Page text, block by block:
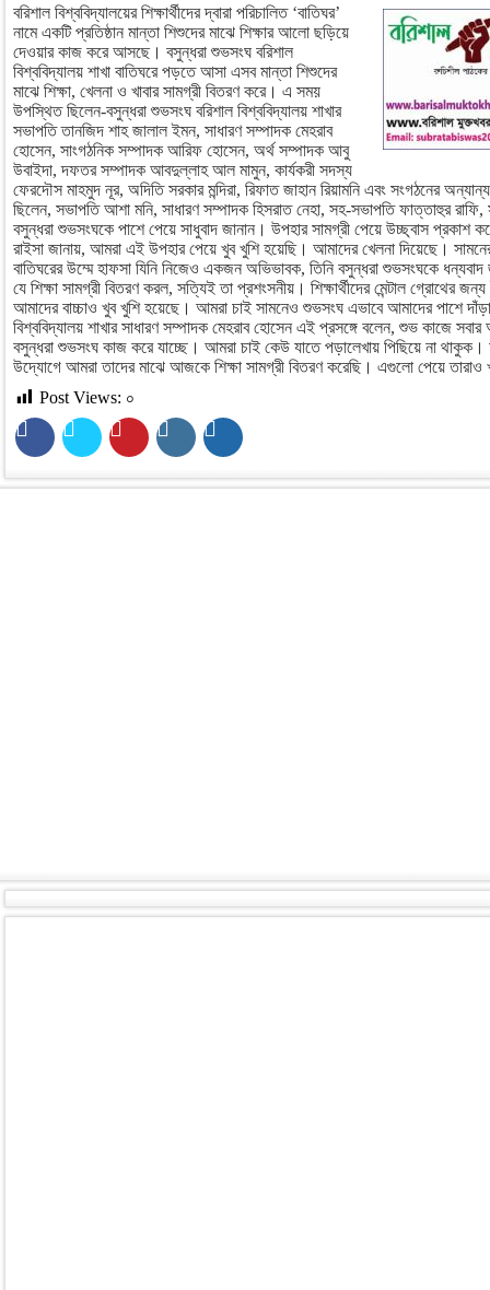
বরিশাল বিশ্ববিদ্যালয়ের শিক্ষার্থীদের দ্বারা পরিচালিত ‘বাতিঘর’
নামে একটি প্রতিষ্ঠান মান্তা শিশুদের মাঝে শিক্ষার আলো ছড়িয়ে
দেওয়ার কাজ করে আসছে। বসুন্ধরা শুভসংঘ বরিশাল
বিশ্ববিদ্যালয় শাখা বাতিঘরে পড়তে আসা এসব মান্তা শিশুদের
মাঝে শিক্ষা, খেলনা ও খাবার সামগ্রী বিতরণ করে। এ সময়
উপস্থিত ছিলেন-বসুন্ধরা শুভসংঘ বরিশাল বিশ্ববিদ্যালয় শাখার
সভাপতি তানজিদ শাহ জালাল ইমন, সাধারণ সম্পাদক মেহরাব
হোসেন, সাংগঠনিক সম্পাদক আরিফ হোসেন, অর্থ সম্পাদক আবু
উবাইদা, দফতর সম্পাদক আবদুল্লাহ আল মামুন, কার্যকরী সদস্য
ফেরদৌস মাহমুদ নূর, অদিতি সরকার মন্দিরা, রিফাত জাহান রিয়ামনি এবং সংগঠনের
ছিলেন, সভাপতি আশা মনি, সাধারণ সম্পাদক হিসরাত নেহা, সহ-সভাপতি ফাত্তাহুর
বসুন্ধরা শুভসংঘকে পাশে পেয়ে সাধুবাদ জানান। উপহার সামগ্রী পেয়ে উচ্ছ্বাস প্রকাশ
রাইসা জানায়, আমরা এই উপহার পেয়ে খুব খুশি হয়েছি। আমাদের খেলনা দিয়েছে।
বাতিঘরের উম্মে হাফসা যিনি নিজেও একজন অভিভাবক, তিনি বসুন্ধরা শুভসংঘকে ধন্যবাদ
যে শিক্ষা সামগ্রী বিতরণ করল, সত্যিই তা প্রশংসনীয়। শিক্ষার্থীদের মেন্টাল গ্রোথের
আমাদের বাচ্চাও খুব খুশি হয়েছে। আমরা চাই সামনেও শুভসংঘ এভাবে আমাদের পাশে
বিশ্ববিদ্যালয় শাখার সাধারণ সম্পাদক মেহরাব হোসেন এই প্রসঙ্গে বলেন, শুভ কাজে
বসুন্ধরা শুভসংঘ কাজ করে যাচ্ছে। আমরা চাই কেউ যাতে পড়ালেখায় পিছিয়ে না
উদ্যোগে আমরা তাদের মাঝে আজকে শিক্ষা সামগ্রী বিতরণ করেছি। এগুলো পেয়ে তারাও
Post Views: ০